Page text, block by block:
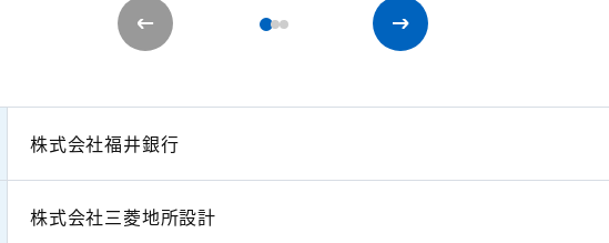
株式会社福井銀行
株式会社三菱地所設計